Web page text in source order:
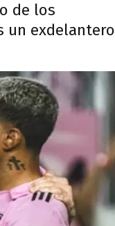
de los
un exdelantero